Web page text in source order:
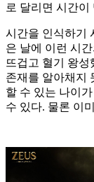
로 달리면 시간이
시간을 인식하기
은 날에 이런 시
뜨겁고 혈기 왕성
존재를 알아채지
할 수 있는 나이
수 있다. 물론 이